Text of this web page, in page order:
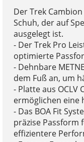
Der Trek
Schuh, der auf
ausgelegt ist.
- Der Trek Pro
optimierte
- Dehnbare
dem Fuß an, um
- Platte aus
ermöglichen eine
- Das BOA Fit
präzise Passform
effizientere